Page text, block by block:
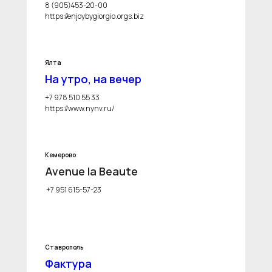
8 (905)453-20-00
https://enjoybygiorgio.orgs.biz
Ялта
На утро, на вечер
+7 978 510 55 33
https://www.nynv.ru/
Кемерово
Avenue la Beaute
+7 951 615-57-23
Ставрополь
Фактура